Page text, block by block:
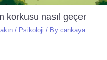
korkusu nasıl geçer
/ Psikoloji / Bycankaya